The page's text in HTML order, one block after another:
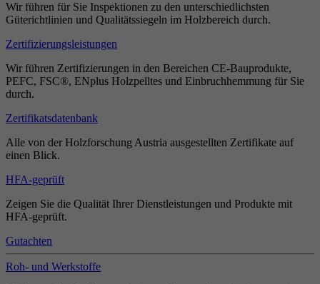
Wir führen für Sie Inspektionen zu den unterschiedlichsten
Güterichtlinien und Qualitätssiegeln im Holzbereich durch.
Zertifizierungsleistungen
Wir führen Zertifizierungen in den Bereichen CE-Bauprodukte,
PEFC, FSC®, ENplus Holzpelltes und Einbruchhemmung für Sie
durch.
Zertifikatsdatenbank
Alle von der Holzforschung Austria ausgestellten Zertifikate auf
einen Blick.
HFA-geprüft
Zeigen Sie die Qualität Ihrer Dienstleistungen und Produkte mit
HFA-geprüft.
Gutachten
Roh- und Werkstoffe